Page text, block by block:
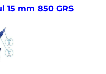
15 mm 850 GRS